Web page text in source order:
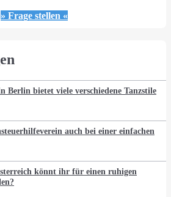
» Frage stellen «
Berlin bietet viele verschiedene Tanzstile
auch bei einer einfachen
könnt ihr für einen ruhigen